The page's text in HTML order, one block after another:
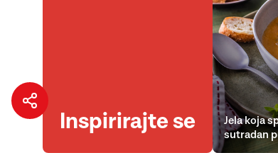
Inspirirajte se
Jela koja
sutradan